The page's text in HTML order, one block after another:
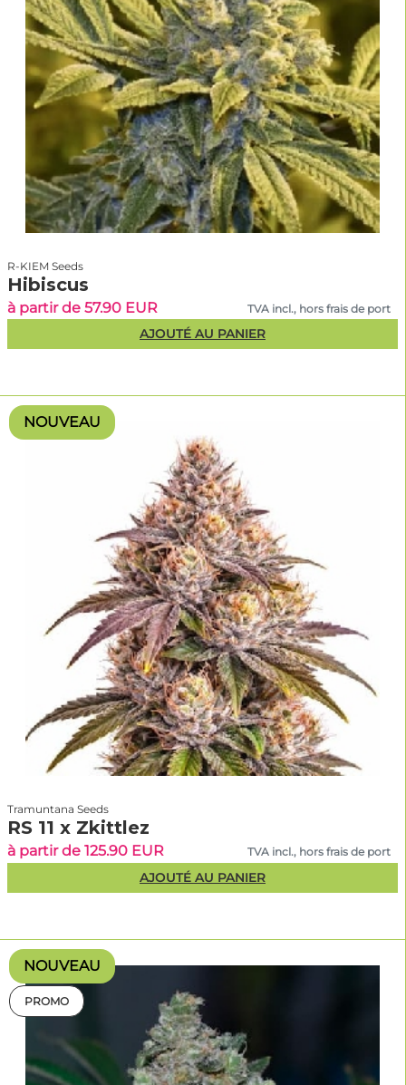
R-KIEM Seeds
Hibiscus
à partir de 57.90 EUR TVA incl., hors frais de port
AJOUTÉ AU PANIER
NOUVEAU
Tramuntana Seeds
RS 11 x Zkittlez
à partir de 125.90 EUR TVA incl., hors frais de port
AJOUTÉ AU PANIER
NOUVEAU
PROMO